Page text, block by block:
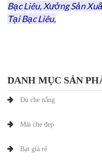
Bạc Liêu, Xưởng Sản
Tại Bạc Liêu,
DANH MỤC SẢN
Dù che nắng
Mái che đẹp
Bạt giá rẻ